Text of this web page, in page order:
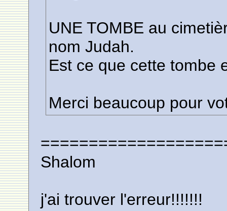
UNE TOMBE au
nom Judah.
Est ce que cette tombe
Merci beaucoup pour
Shalom
j'ai trouver l'erreur!!!!!!!